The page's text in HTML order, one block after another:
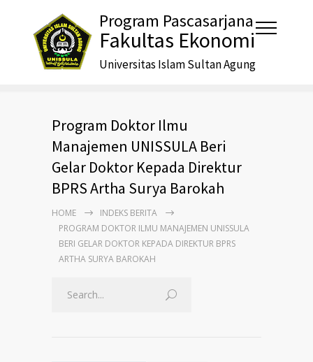
Program Pascasarjana
Fakultas Ekonomi
Universitas Islam Sultan Agung
Program Doktor Ilmu
Manajemen UNISSULA Beri
Gelar Doktor Kepada Direktur
BPRS Artha Surya Barokah
HOME
INDEKS BERITA
PROGRAM DOKTOR ILMU MANAJEMEN UNISSULA
BERI GELAR DOKTOR KEPADA DIREKTUR BPRS
ARTHA SURYA BAROKAH